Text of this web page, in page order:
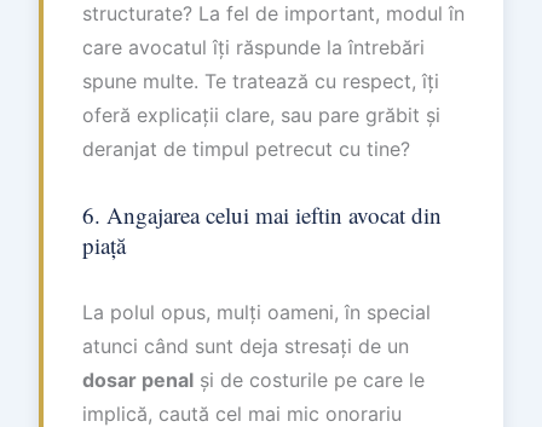
structurate? La fel de important, modul în
care avocatul îți răspunde la întrebări
spune multe. Te tratează cu respect, îți
oferă explicații clare, sau pare grăbit și
deranjat de timpul petrecut cu tine?
6. Angajarea celui mai ieftin avocat din
piață
La polul opus, mulți oameni, în special
atunci când sunt deja stresați de un
dosar penal și de costurile pe care le
implică, caută cel mai mic onorariu